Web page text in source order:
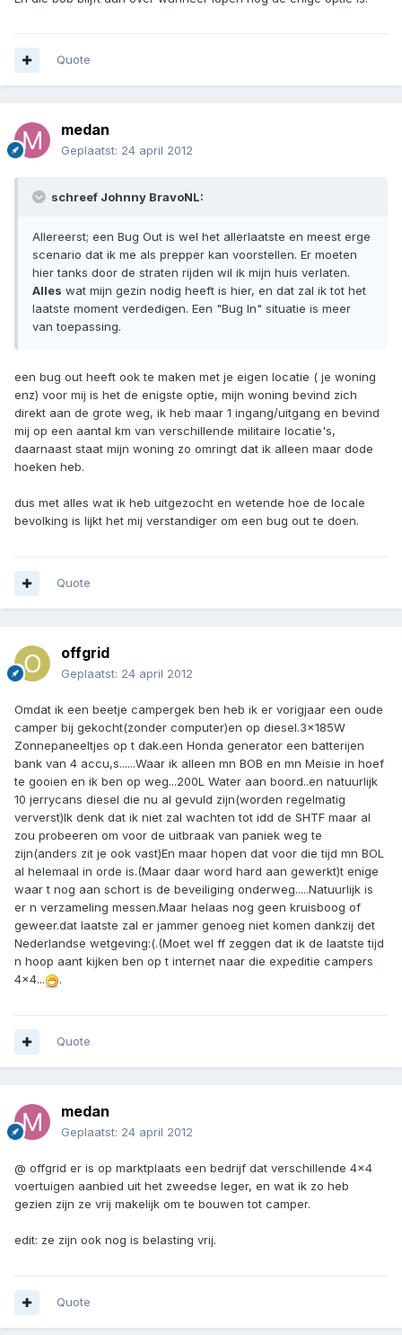
Quote
medan
Geplaatst: 24 april 2012
schreef Johnny BravoNL:
Allereerst; een Bug Out is wel het allerlaatste en meest erge
scenario dat ik me als prepper kan voorstellen. Er moeten
hier tanks door de straten rijden wil ik mijn huis verlaten.
Alles wat mijn gezin nodig heeft is hier, en dat zal ik tot het
laatste moment verdedigen. Een "Bug In" situatie is meer
van toepassing.
een bug out heeft ook te maken met je eigen locatie ( je woning
enz) voor mij is het de enigste optie, mijn woning bevind zich
direkt aan de grote weg, ik heb maar 1 ingang/uitgang en bevind
mij op een aantal km van verschillende militaire locatie's,
daarnaast staat mijn woning zo omringt dat ik alleen maar dode
hoeken heb.
dus met alles wat ik heb uitgezocht en wetende hoe de locale
bevolking is lijkt het mij verstandiger om een bug out te doen.
Quote
offgrid
Geplaatst: 24 april 2012
Omdat ik een beetje campergek ben heb ik er vorigjaar een oude
camper bij gekocht(zonder computer)en op diesel.3x185W
Zonnepaneeltjes op t dak.een Honda generator een batterijen
bank van 4 accu,s......Waar ik alleen mn BOB en mn Meisie in hoef
te gooien en ik ben op weg...200L Water aan boord..en natuurlijk
10 jerrycans diesel die nu al gevuld zijn(worden regelmatig
ververst)Ik denk dat ik niet zal wachten tot idd de SHTF maar al
zou probeeren om voor de uitbraak van paniek weg te
zijn(anders zit je ook vast)En maar hopen dat voor die tijd mn BOL
al helemaal in orde is.(Maar daar word hard aan gewerkt)t enige
waar t nog aan schort is de beveiliging onderweg.....Natuurlijk is
er n verzameling messen.Maar helaas nog geen kruisboog of
geweer.dat laatste zal er jammer genoeg niet komen dankzij det
Nederlandse wetgeving:(.(Moet wel ff zeggen dat ik de laatste tijd
n hoop aant kijken ben op t internet naar die expeditie campers
4x4...
.
Quote
medan
Geplaatst: 24 april 2012
@ offgrid er is op marktplaats een bedrijf dat verschillende 4x4
voertuigen aanbied uit het zweedse leger, en wat ik zo heb
gezien zijn ze vrij makelijk om te bouwen tot camper.
edit: ze zijn ook nog is belasting vrij.
Quote